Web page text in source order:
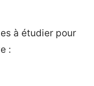
à étudier pour
: